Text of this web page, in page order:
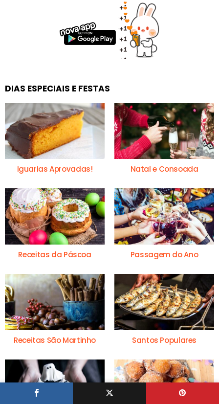
DIAS ESPECIAIS E FESTAS
Iguarias Aprovadas! Natal e Consoada
Receitas da Páscoa Passagem do Ano
Receitas São Martinho Santos Populares